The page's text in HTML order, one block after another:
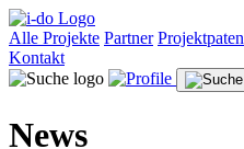
Alle Projekte Partner Projektpaten
Kontakt
News